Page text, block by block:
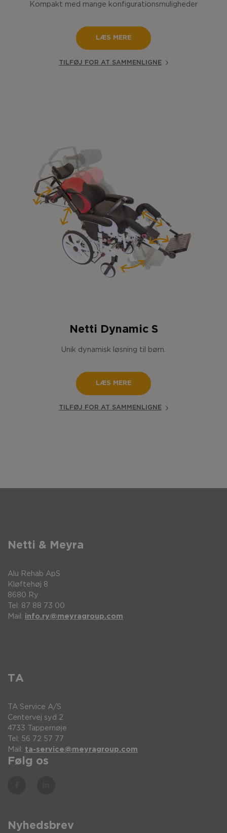
Kompakt med mange konfigurationsmuligheder
LÆS MERE
TILFØJ FOR AT SAMMENLIGNE
Netti Dynamic S
Unik dynamisk løsning til børn.
LÆS MERE
TILFØJ FOR AT SAMMENLIGNE
Netti & Meyra
Alu Rehab ApS
Kløftehøj 8
8680 Ry
Tel: 87 88 73 00
Mail: info.ry@meyragroup.com
TA
TA Service A/S
Centervej syd 2
4733 Tappernøje
Tel: 56 72 57 77
Mail: ta-service@meyragroup.com
Følg os
Nyhedsbrev